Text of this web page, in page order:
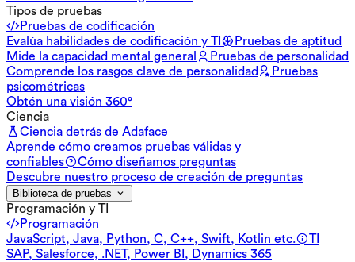
Tipos de pruebas
Pruebas de codificación
Evalúa habilidades de codificación y TI
Pruebas de aptitud
Mide la capacidad mental general
Pruebas de personalidad
Comprende los rasgos clave de personalidad
Pruebas
psicométricas
Obtén una visión 360°
Ciencia
Ciencia detrás de Adaface
Aprende cómo creamos pruebas válidas y
confiables
Cómo diseñamos preguntas
Descubre nuestro proceso de creación de preguntas
Biblioteca de pruebas
Programación y TI
Programación
JavaScript, Java, Python, C, C++, Swift, Kotlin etc.
TI
SAP, Salesforce, .NET, Power BI, Dynamics 365